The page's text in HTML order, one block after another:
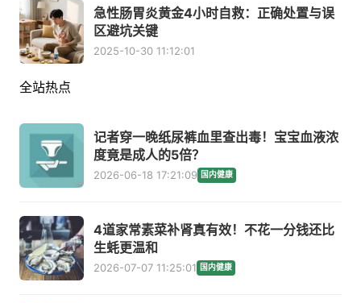
急性肠胃炎黄金4小时自救：正确处置与误
区避坑关键
2025-10-30 11:12:01
全站热点
记者穿一晚纸尿裤血里查出毒！宝宝血液浓
度竟是成人的5倍？
2026-06-18 17:21:09 国内健康
4道家常素菜补肾真有效！不花一分钱还比
生蚝更温和
2026-07-07 11:25:01 国内健康